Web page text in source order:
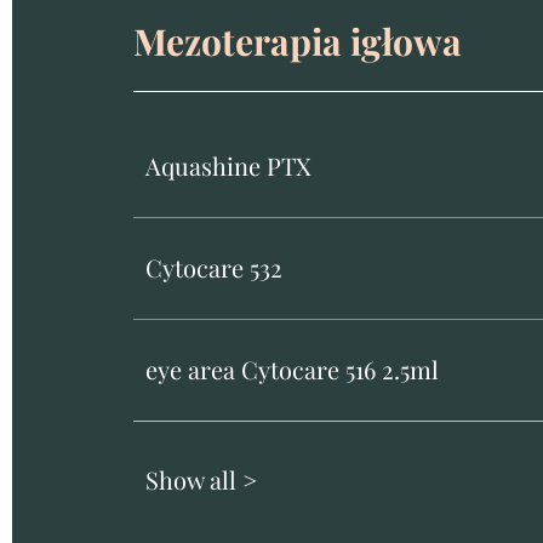
Mezoterapia igłowa
Aquashine PTX
Cytocare 532
eye area Cytocare 516 2.5ml
Show all >